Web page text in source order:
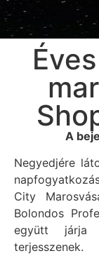
A
Negyedjére
City
Bolondos
együtt járja